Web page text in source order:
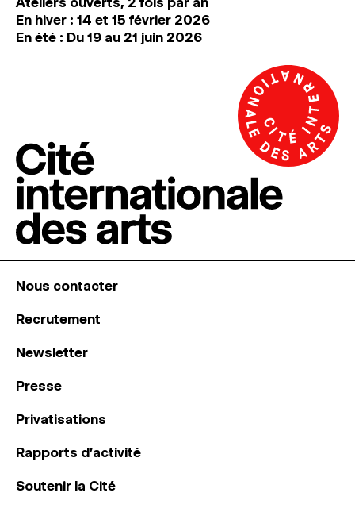
En hiver : 14 et 15 février 2026
En été : Du 19 au 21 juin 2026
Nous contacter
Recrutement
Newsletter
Presse
Privatisations
Rapports d’activité
Soutenir la Cité